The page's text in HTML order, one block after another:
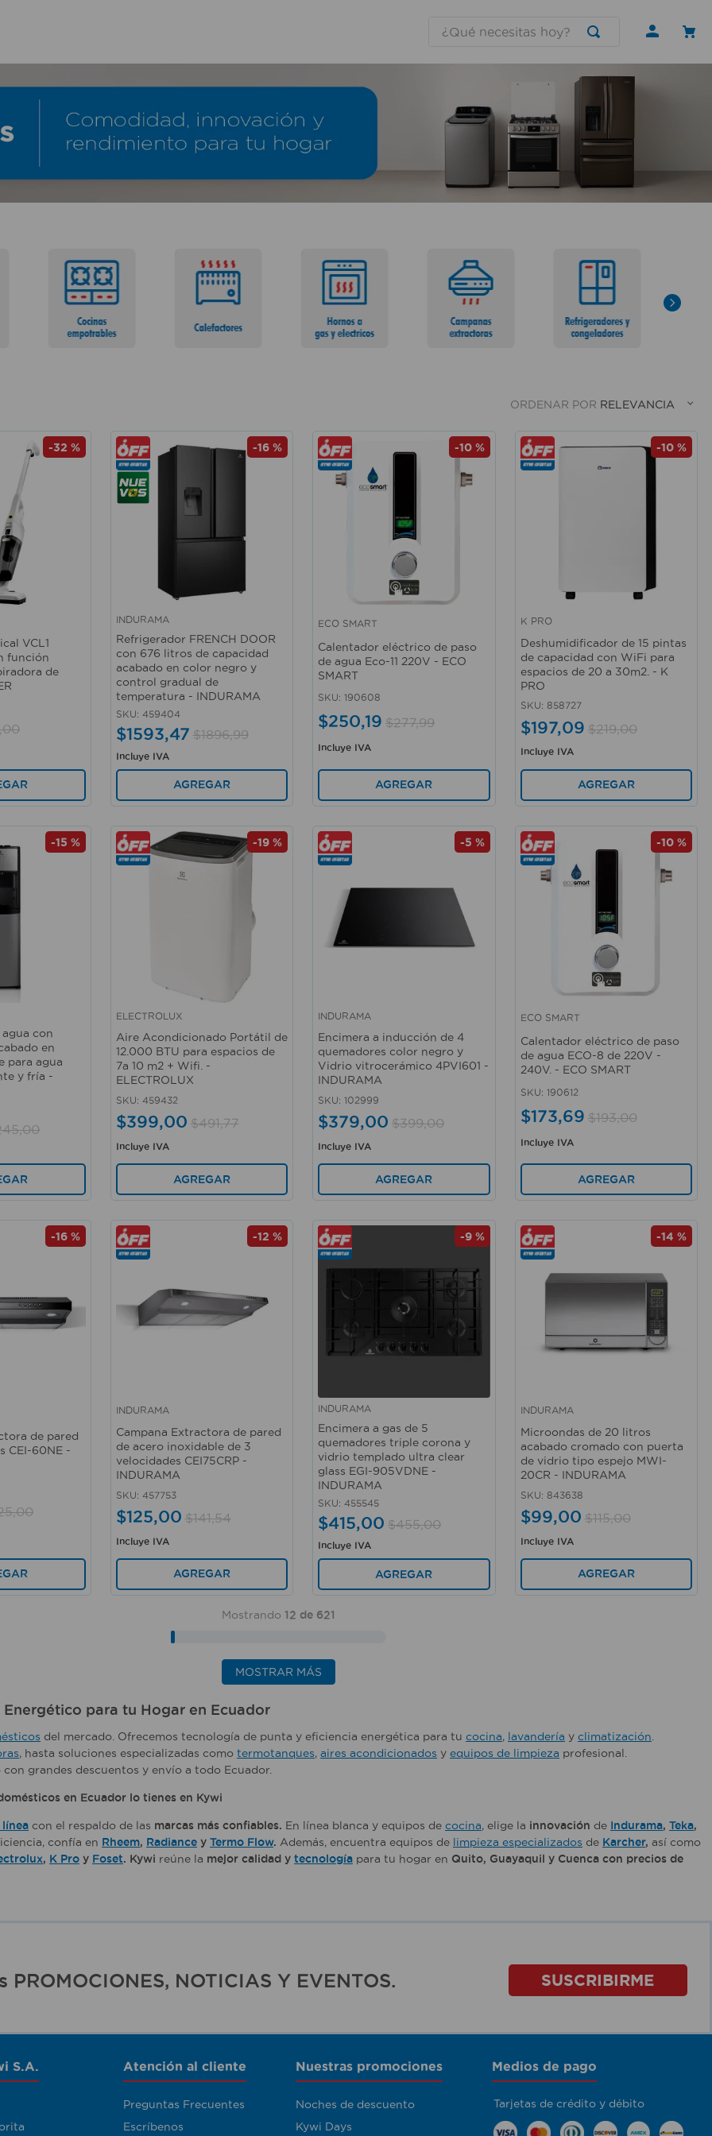
ORDENAR POR RELEVANCIA
-32 %
VCL1
función
de
,00
-16 %
INDURAMA
Refrigerador FRENCH DOOR
con 676 litros de capacidad
acabado en color negro y
control gradual de
temperatura - INDURAMA
SKU: 459404
$1593,47 $1896,99
Incluye IVA
AGREGAR
-10 %
Vista rápida
ECO SMART
Calentador eléctrico de paso
de agua Eco-11 220V - ECO
SMART
SKU: 190608
$250,19 $277,99
Incluye IVA
AGREGAR
-10 %
Vista rápida
K PRO
Deshumidificador de 15 pintas
de capacidad con WiFi para
espacios de 20 a 30m2. - K
PRO
SKU: 858727
$197,09 $219,00
Incluye IVA
AGREGAR
-15 %
con
en
para agua
y fría -
,00
-19 %
Vista rápida
ELECTROLUX
Aire Acondicionado Portátil de
12.000 BTU para espacios de
7a 10 m2 + Wifi. -
ELECTROLUX
SKU: 459432
$399,00 $491,77
Incluye IVA
AGREGAR
-5 %
Vista rápida
INDURAMA
Encimera a inducción de 4
quemadores color negro y
Vidrio vitrocerámico 4PVI601 -
INDURAMA
SKU: 102999
$379,00 $399,00
Incluye IVA
AGREGAR
-10 %
Vista rápida
ECO SMART
Calentador eléctrico de paso
de agua ECO-8 de 220V -
240V. - ECO SMART
SKU: 190612
$173,69 $193,00
Incluye IVA
AGREGAR
-16 %
de pared
CEI-60NE -
,00
-12 %
INDURAMA
Campana Extractora de pared
de acero inoxidable de 3
velocidades CEI75CRP -
INDURAMA
SKU: 457753
$125,00 $141,54
Incluye IVA
AGREGAR
-9 %
INDURAMA
Encimera a gas de 5
quemadores triple corona y
vidrio templado ultra clear
glass EGI-905VDNE -
INDURAMA
SKU: 455545
$415,00 $455,00
Incluye IVA
AGREGAR
-14 %
INDURAMA
Microondas de 20 litros
acabado cromado con puerta
de vidrio tipo espejo MWI-
20CR - INDURAMA
SKU: 843638
$99,00 $115,00
Incluye IVA
AGREGAR
Mostrando 12 de 621
MOSTRAR MÁS
para tu Hogar en Ecuador
del mercado. Ofrecemos tecnología de punta y eficiencia energética para tu cocina, lavandería y climatización
, hasta soluciones especializadas como termotanques, aires acondicionados y equipos de limpieza profesional.
grandes descuentos y envío a todo Ecuador.
en Ecuador lo tienes en Kywi
con el respaldo de las marcas más confiables. En línea blanca y equipos de cocina, elige la innovación de Indurama, Teka,
confía en Rheem, Radiance y Termo Flow. Además, encuentra equipos de limpieza especializados de Karcher, así como
, K Pro y Foset. Kywi reúne la mejor calidad y tecnología para tu hogar en Quito, Guayaquil y Cuenca con precios de
NOTICIAS Y EVENTOS. SUSCRIBIRME
S.A. Atención al cliente
Preguntas Frecuentes
Escríbenos
Nuestras promociones
Noches de descuento
Kywi Days
Medios de pago
Tarjetas de crédito y débito
TÉRMINOS MÁS BUSCADOS
1.
lamparas
2.
ducha
3.
silla
8.
9.
10.